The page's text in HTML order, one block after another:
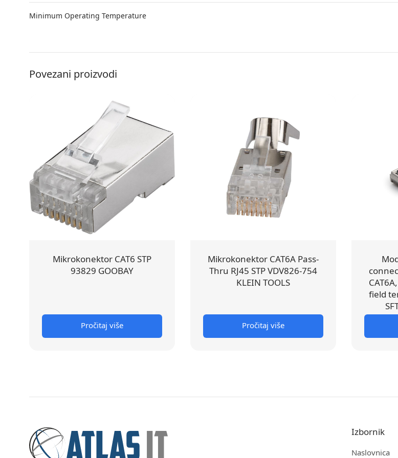
Minimum Operating Temperature
Povezani proizvodi
Mikrokonektor CAT6 STP
93829 GOOBAY
Pročitaj više
Mikrokonektor CAT6A Pass-
Thru RJ45 STP VDV826-754
KLEIN TOOLS
Pročitaj više
field
Izbornik
Naslovnica